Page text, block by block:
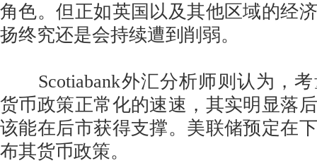
角色。但正如英国以及其他区域的经
扬终究还是会持续遭到削弱。
Scotiabank外汇分析师则认为，考
货币政策正常化的速速，其实明显落
该能在后市获得支撑。美联储预定在
布其货币政策。